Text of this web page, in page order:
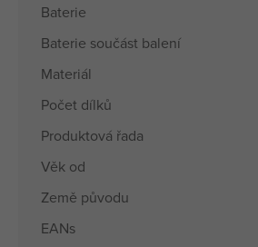
Baterie
Baterie součást balení
Materiál
Počet dílků
Produktová řada
Věk od
Země původu
EANs